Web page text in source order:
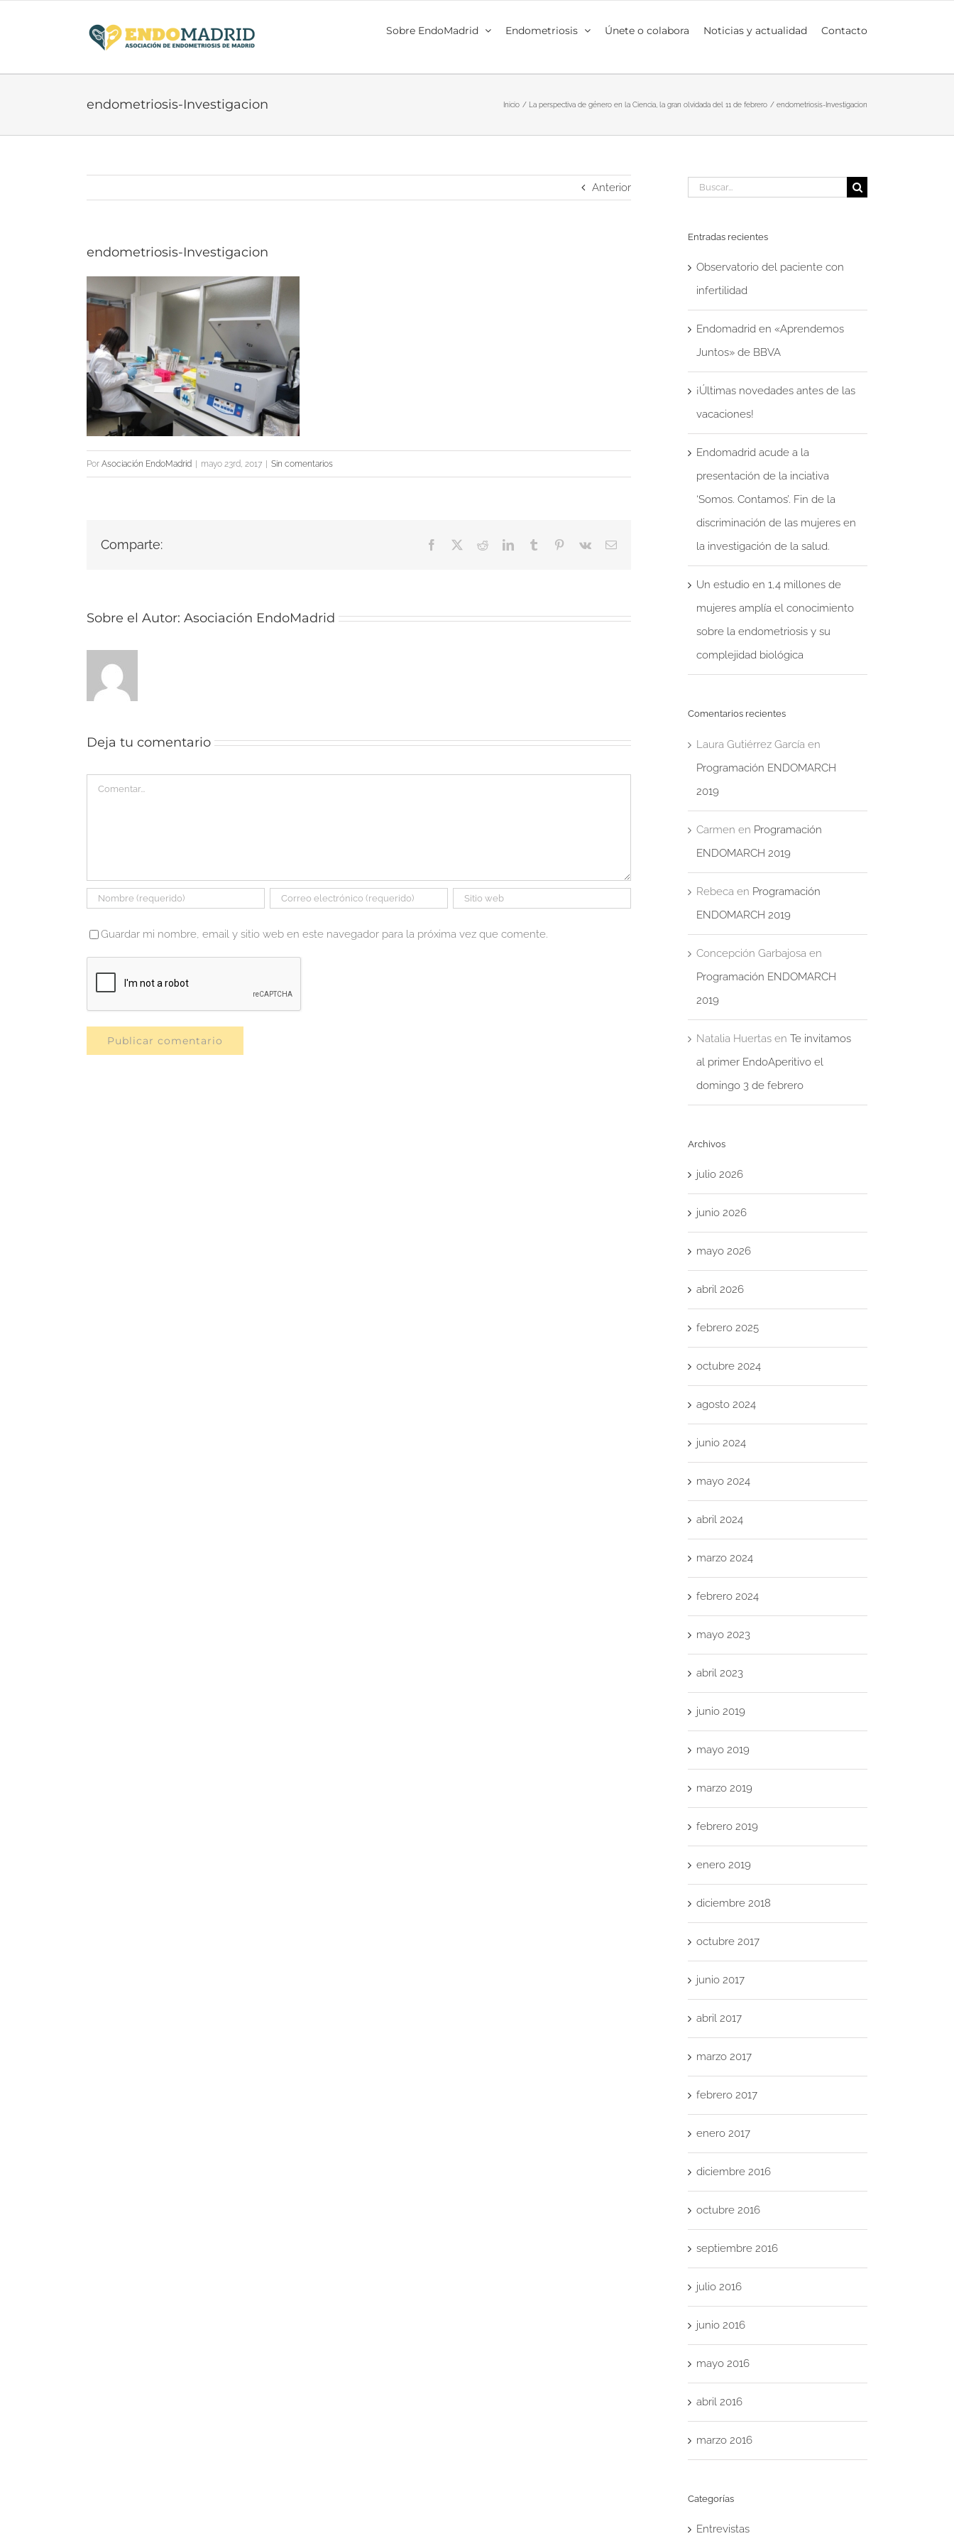
Sobre EndoMadrid Endometriosis Únete o colabora Noticias y actualidad Contacto
endometriosis-Investigacion Inicio La perspectiva de género en la Ciencia, la gran olvidada del 11 de febrero endometriosis-Investigacion
Anterior
endometriosis-Investigacion
Por Asociación EndoMadrid | mayo 23rd, 2017 | Sin comentarios
Comparte: Facebook RedditLinkedInTumblr Pinterest
Vk
Correo
Sobre el Autor: Asociación EndoMadrid
Deja tu comentario
Comentar
Guardar mi nombre, email y sitio web en este navegador para la próxima vez que comente.
Buscar:
Entradas recientes
Observatorio del paciente con
infertilidad
Endomadrid en «Aprendemos
Juntos» de BBVA
¡Últimas novedades antes de las
vacaciones!
Endomadrid acude a la
presentación de la inciativa
‘Somos. Contamos’. Fin de la
discriminación de las mujeres en
la investigación de la salud.
Un estudio en 1,4 millones de
mujeres amplía el conocimiento
sobre la endometriosis y su
complejidad biológica
Comentarios recientes
Laura Gutiérrez García en
Programación ENDOMARCH
2019
Carmen en Programación
ENDOMARCH 2019
Rebeca en Programación
ENDOMARCH 2019
Concepción Garbajosa en
Programación ENDOMARCH
2019
Natalia Huertas en Te invitamos
al primer EndoAperitivo el
domingo 3 de febrero
Archivos
julio 2026
junio 2026
mayo 2026
abril 2026
febrero 2025
octubre 2024
agosto 2024
junio 2024
mayo 2024
abril 2024
marzo 2024
febrero 2024
mayo 2023
abril 2023
junio 2019
mayo 2019
marzo 2019
febrero 2019
enero 2019
diciembre 2018
octubre 2017
junio 2017
abril 2017
marzo 2017
febrero 2017
enero 2017
diciembre 2016
octubre 2016
septiembre 2016
julio 2016
junio 2016
mayo 2016
abril 2016
marzo 2016
Categorías
Entrevistas